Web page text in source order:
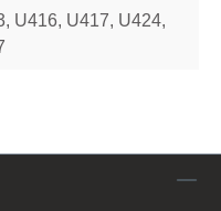
U416, U417, U424,